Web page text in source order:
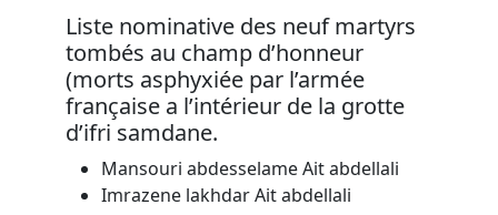
Liste nominative des neuf martyrs
tombés au champ d’honneur
(morts asphyxiée par l’armée
française a l’intérieur de la grotte
d’ifri samdane.
Mansouri abdesselame Ait abdellali
Imrazene lakhdar Ait abdellali